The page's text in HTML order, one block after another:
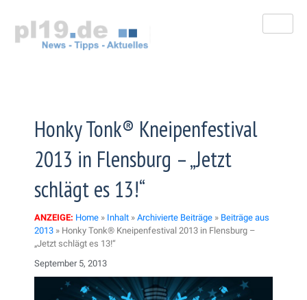
springen
Honky Tonk® Kneipenfestival
2013 in Flensburg – „Jetzt
schlägt es 13!“
ANZEIGE: Home » Inhalt » Archivierte Beiträge » Beiträge aus
2013 » Honky Tonk® Kneipenfestival 2013 in Flensburg –
„Jetzt schlägt es 13!“
September 5, 2013